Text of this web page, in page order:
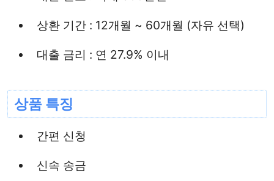
상환 기간 : 12개월 ~ 60개월 (자유 선택)
대출 금리 : 연 27.9% 이내
상품 특징
간편 신청
신속 송금